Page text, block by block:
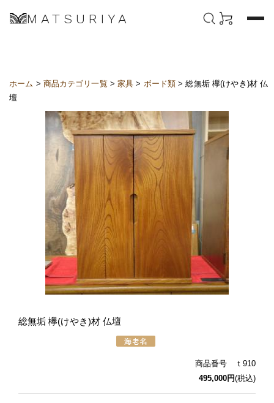
MATSURIYA
ホーム > 商品カテゴリ一覧 >家具 > ボード類 > 総無垢 欅(けやき)材 仏
壇
総無垢 欅(けやき)材 仏壇
商品番号 ｔ910
495,000円(税込)